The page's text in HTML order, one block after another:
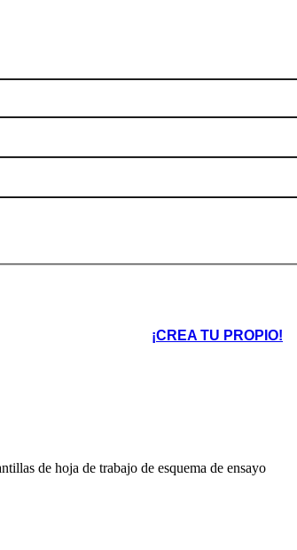
¡CREA TU PROPIO!
de hoja de trabajo de esquema de ensayo